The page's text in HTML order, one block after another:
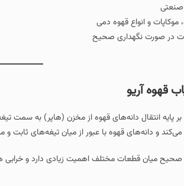
صنعتی
و انواع قهوه دمی
در صورت نگهداری صحیح
قهوه آریو
بر پایه انتقال دانه‌های قهوه از مخزن (هاپر) به سمت
و دانه‌های قهوه با عبور از میان تیغه‌های ثابت
صحیح میان قطعات مختلف اهمیت زیادی دارد و خرابی